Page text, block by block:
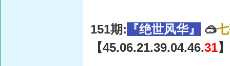
151期: 『绝世风华』 🥽
【45.06.21.39.04.46.31】